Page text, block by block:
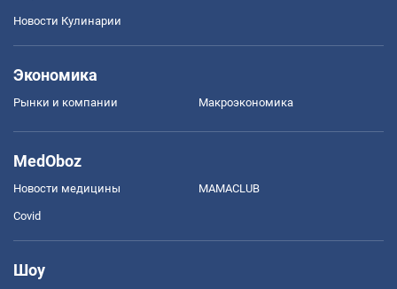
Новости Кулинарии
Экономика
Рынки и компании Mакроэкономика
MedOboz
Новости медицины MAMACLUB
Covid
Шоу